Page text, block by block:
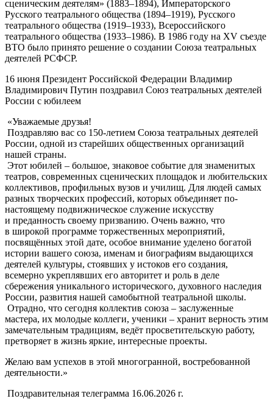
сценическим деятелям» (1883–1894), Императорского
Русского театрального общества (1894–1919), Русского
театрального общества (1919–1933), Всероссийского
театрального общества (1933–1986). В 1986 году на XV съезде
ВТО было принято решение о создании Союза театральных
деятелей РСФСР.
16 июня Президент Российской Федерации Владимир
Владимирович Путин поздравил Союз театральных деятелей
России с юбилеем
«Уважаемые друзья!
Поздравляю вас со 150-летием Союза театральных деятелей
России, одной из старейших общественных организаций
нашей страны.
Этот юбилей – большое, знаковое событие для знаменитых
театров, современных сценических площадок и любительских
коллективов, профильных вузов и училищ. Для людей самых
разных творческих профессий, которых объединяет по-
настоящему подвижническое служение искусству
и преданность своему призванию. Очень важно, что
в широкой программе торжественных мероприятий,
посвящённых этой дате, особое внимание уделено богатой
истории вашего союза, именам и биографиям выдающихся
деятелей культуры, стоявших у истоков его создания,
всемерно укреплявших его авторитет и роль в деле
сбережения уникального исторического, духовного наследия
России, развития нашей самобытной театральной школы.
Отрадно, что сегодня коллектив союза – заслуженные
мастера, их молодые коллеги, ученики – хранит верность этим
замечательным традициям, ведёт просветительскую работу,
претворяет в жизнь яркие, интересные проекты.
Желаю вам успехов в этой многогранной, востребованной
деятельности.»
Поздравительная телеграмма 16.06.2026 г.